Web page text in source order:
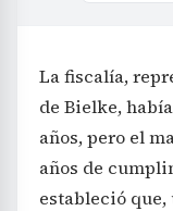
La fiscalía,
de Bielke,
años, pero el
años de
estableció que,